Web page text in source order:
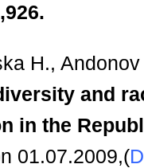
H.,
and
in the
01.07.2009,(